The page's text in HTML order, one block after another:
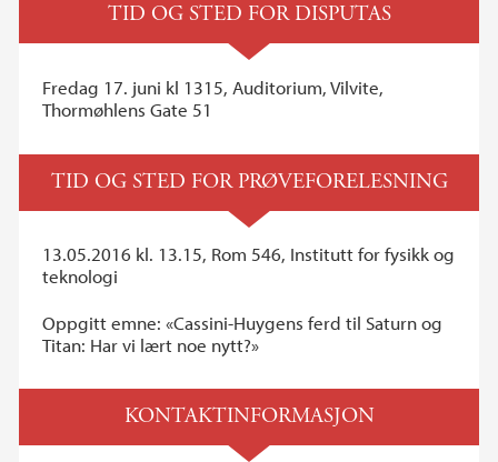
TID OG STED FOR DISPUTAS
Fredag 17. juni kl 1315, Auditorium, Vilvite,
Thormøhlens Gate 51
TID OG STED FOR PRØVEFORELESNING
13.05.2016 kl. 13.15, Rom 546, Institutt for fysikk og
teknologi
Oppgitt emne: «Cassini-Huygens ferd til Saturn og
Titan: Har vi lært noe nytt?»
KONTAKTINFORMASJON